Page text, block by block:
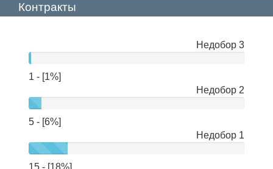
Контракты
Недобор 3
нет
1 - [1%]
Недобор 2
5 - [6%]
Недобор 1
15 - [18%]